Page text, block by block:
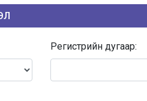
Регистрийн дугаар: